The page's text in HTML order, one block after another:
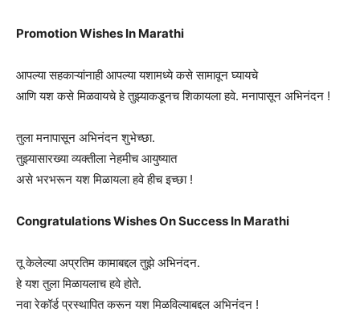
Promotion Wishes In Marathi
आपल्या सहकाऱ्यांनाही आपल्या यशामध्ये कसे सामावून घ्यायचे
आणि यश कसे मिळवायचे हे तुझ्याकडूनच शिकायला हवे. मनापासून अभिनंदन !
तुला मनापासून अभिनंदन शुभेच्छा.
तुझ्यासारख्या व्यक्तीला नेहमीच आयुष्यात
असे भरभरून यश मिळायला हवे हीच इच्छा !
Congratulations Wishes On Success In Marathi
तू केलेल्या अप्रतिम कामाबद्दल तुझे अभिनंदन.
हे यश तुला मिळायलाच हवे होते.
नवा रेकॉर्ड प्रस्थापित करून यश मिळविल्याबद्दल अभिनंदन !